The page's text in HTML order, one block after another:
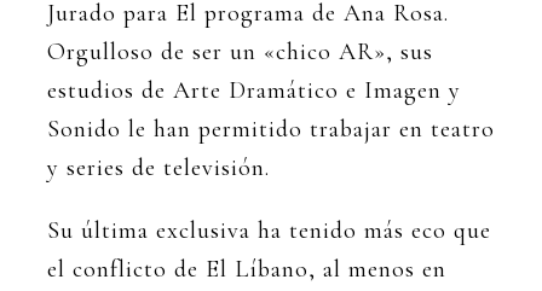
Jurado para El programa de Ana Rosa.
Orgulloso de ser un «chico AR», sus
estudios de Arte Dramático e Imagen y
Sonido le han permitido trabajar en teatro
y series de televisión.
Su última exclusiva ha tenido más eco que
el conflicto de El Líbano, al menos en